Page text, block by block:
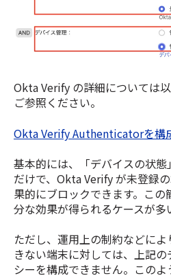
Okta Verify の詳細については
ご参照ください。
Okta Verify Authenticatorを構
基本的には、「デバイスの状態
だけで、Okta Verify が未登録
果的にブロックできます。こ
分な効果が得られるケースが多
ただし、運用上の制約などに
きない端末に対しては、上記
シーを構成できません。この